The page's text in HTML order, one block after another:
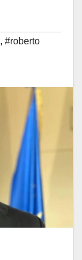
, #roberto